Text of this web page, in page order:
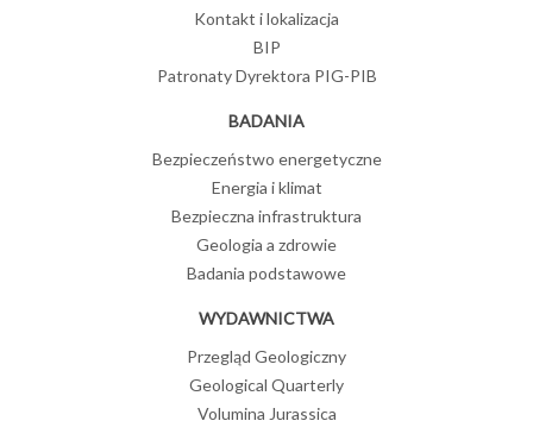
Kontakt i lokalizacja
BIP
Patronaty Dyrektora PIG-PIB
BADANIA
Bezpieczeństwo energetyczne
Energia i klimat
Bezpieczna infrastruktura
Geologia a zdrowie
Badania podstawowe
WYDAWNICTWA
Przegląd Geologiczny
Geological Quarterly
Volumina Jurassica